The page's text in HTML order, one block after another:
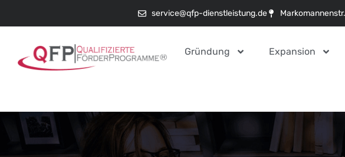
service@qfp-dienstleistung.de
Gründung Expansion